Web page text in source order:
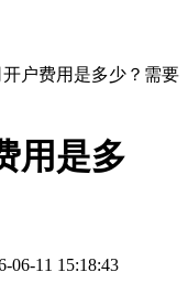
户费用是多少？需要
用是多
11 15:18:43